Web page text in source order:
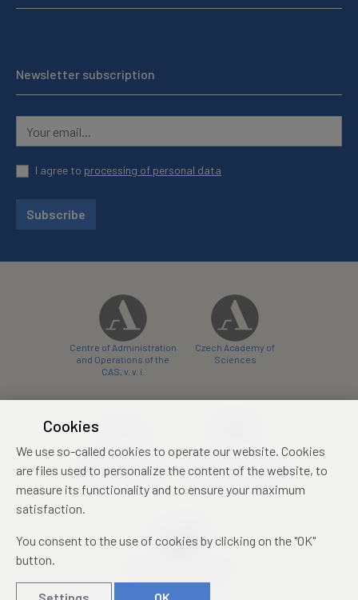
Newsletter subscription
I agree to processing of personal data
Subscribe
Centre of Administration
and Operations of the
CAS, v. v. i.
Czech Academy of
Sciences
conference centre
konferenční centrum
Cookies
We use so-called cookies to operate our website. Cookies
are files used to personalize the content of the website, to
measure its functionality and to ensure your maximum
satisfaction.
You consent to the use of cookies by clicking on the "OK"
button.